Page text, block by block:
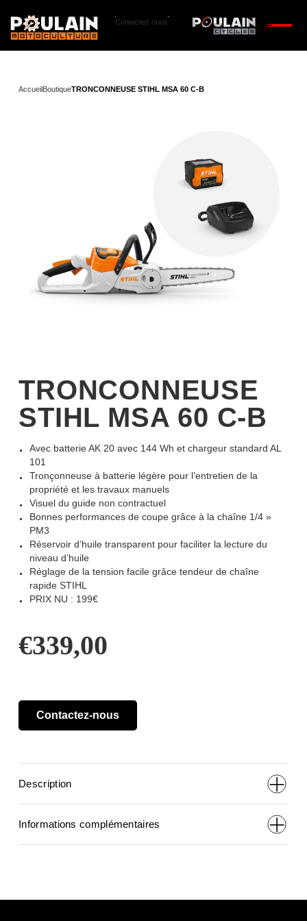
Contactez nous
AccueilBoutiqueTRONCONNEUSE STIHL MSA 60 C-B
TRONCONNEUSE
STIHL MSA 60 C-B
Avec batterie AK 20 avec 144 Wh et chargeur standard AL
101
Tronçonneuse à batterie légère pour l’entretien de la
propriété et les travaux manuels
Visuel du guide non contractuel
Bonnes performances de coupe grâce à la chaîne 1/4 »
PM3
Réservoir d’huile transparent pour faciliter la lecture du
niveau d’huile
Réglage de la tension facile grâce tendeur de chaîne
rapide STIHL
PRIX NU : 199€
€339,00
Contactez-nous
Description
Informations complémentaires